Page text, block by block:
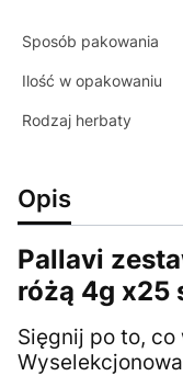
Sposób pakowania
Ilość w opakowaniu
Rodzaj herbaty
Opis
Pallavi
różą 4g x25
Sięgnij po to, co